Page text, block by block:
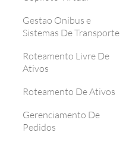
Gestao Onibus e
Sistemas De Transporte
Roteamento Livre De
Ativos
Roteamento De Ativos
Gerenciamento De
Pedidos